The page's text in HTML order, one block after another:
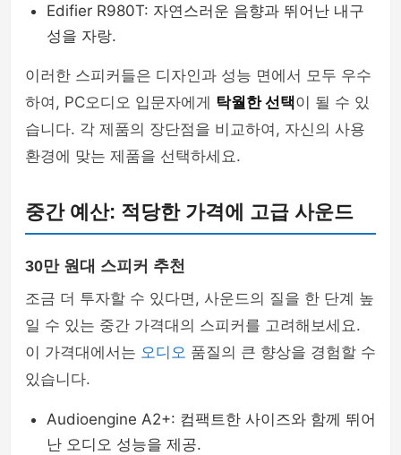
Edifier R980T: 자연스러운 음향과 뛰어난 내구
성을 자랑.
이러한 스피커들은 디자인과 성능 면에서 모두 우수
하여, PC오디오 입문자에게 탁월한 선택이 될 수 있
습니다. 각 제품의 장단점을 비교하여, 자신의 사용
환경에 맞는 제품을 선택하세요.
중간 예산: 적당한 가격에 고급 사운드
30만 원대 스피커 추천
조금 더 투자할 수 있다면, 사운드의 질을 한 단계 높
일 수 있는 중간 가격대의 스피커를 고려해보세요.
이 가격대에서는 오디오 품질의 큰 향상을 경험할 수
있습니다.
Audioengine A2+: 컴팩트한 사이즈와 함께 뛰어
난 오디오 성능을 제공.